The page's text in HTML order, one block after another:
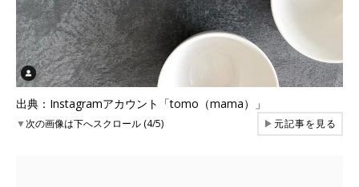
出典：Instagramアカウント「tomo（mama）」
▼次の画像は下へスクロール (4/5) ▶元記事を見る